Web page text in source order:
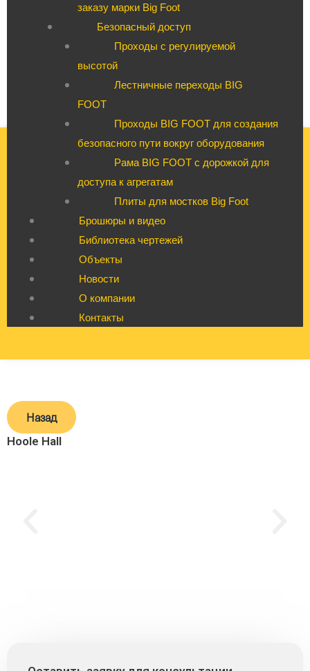
заказу марки Big Foot
Безопасный доступ
Проходы с регулируемой
высотой
Лестничные переходы BIG
FOOT
Проходы BIG FOOT для создания
безопасного пути вокруг оборудования
Рама BIG FOOT с дорожкой для
доступа к агрегатам
Плиты для мостков Big Foot
Брошюры и видео
Библиотека чертежей
Объекты
Новости
О компании
Контакты
Назад
Hoole Hall